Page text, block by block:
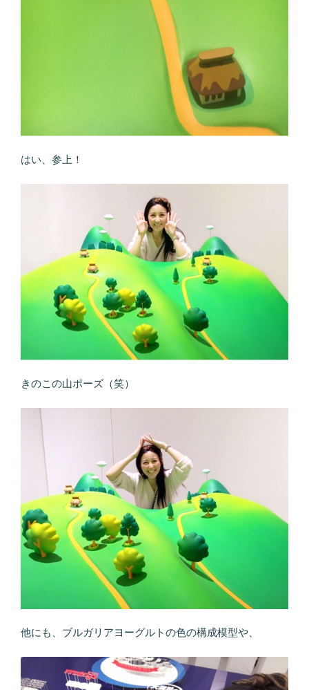
はい、参上！
きのこの山ポーズ（笑）
他にも、ブルガリアヨーグルトの色の構成模型や、